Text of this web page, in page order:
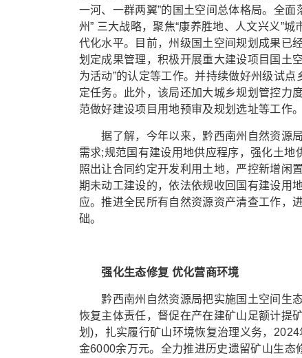
一河、一群两翼”的国土空间总体格局。全面
州” 三大战略，聚焦“康养胜地、人文兴义”
代化水平。目前，州级国土空间规划成果已
划定成果管理，积极开展重大建设项目国土
为活动”的认定等工作。并持续做好州级试
定任务。此外，该局还加大城乡规划管控力
范做好建设项目用地预审及规划选址等工作。
据了解，今年以来，黔西南州自然资源局
需求;规范国有建设用地供应程序，强化土
照出让合同约定开发利用土地，严控新增闲
期未动工建设的，依法依规收回国有建设用
应。推进全民所有自然资源资产清查工作，
础。
强化生态修复 优化营商环境
黔西南州自然资源局把实施国土空间生态
恢复主体责任，督促在产在建矿山足额计提
划)，扎实履行矿山环境恢复治理义务，
金6000余万元。全力推进历史遗留矿山生